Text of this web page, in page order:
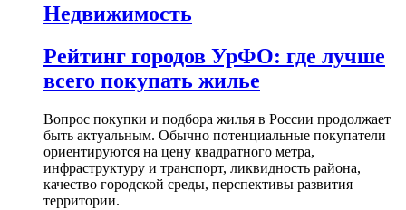
Недвижимость
Рейтинг городов УрФО: где лучше
всего покупать жилье
Вопрос покупки и подбора жилья в России продолжает
быть актуальным. Обычно потенциальные покупатели
ориентируются на цену квадратного метра,
инфраструктуру и транспорт, ликвидность района,
качество городской среды, перспективы развития
территории.